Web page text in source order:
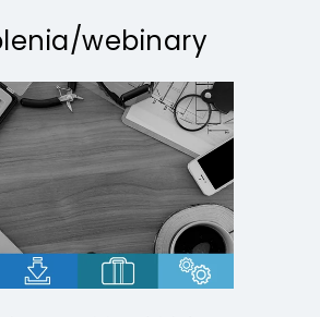
webinary